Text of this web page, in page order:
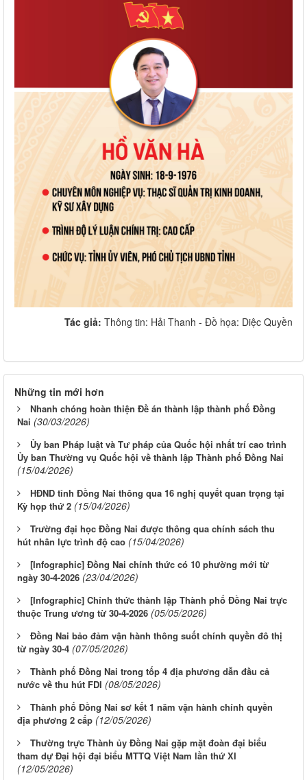
Tác giả: Thông tin: Hải Thanh - Đồ họa: Diệc Quyền
Những tin mới hơn
Nhanh chóng hoàn thiện Đề án thành lập thành phố Đồng
Nai (30/03/2026)
Ủy ban Pháp luật và Tư pháp của Quốc hội nhất trí cao trình
Ủy ban Thường vụ Quốc hội về thành lập Thành phố Đồng Nai
(15/04/2026)
HĐND tỉnh Đồng Nai thông qua 16 nghị quyết quan trọng tại
Kỳ họp thứ 2 (15/04/2026)
Trường đại học Đồng Nai được thông qua chính sách thu
hút nhân lực trình độ cao (15/04/2026)
[Infographic] Đồng Nai chính thức có 10 phường mới từ
ngày 30-4-2026 (23/04/2026)
[Infographic] Chính thức thành lập Thành phố Đồng Nai trực
thuộc Trung ương từ 30-4-2026 (05/05/2026)
Đồng Nai bảo đảm vận hành thông suốt chính quyền đô thị
từ ngày 30-4 (07/05/2026)
Thành phố Đồng Nai trong tốp 4 địa phương dẫn đầu cả
nước về thu hút FDI (08/05/2026)
Thành phố Đồng Nai sơ kết 1 năm vận hành chính quyền
địa phương 2 cấp (12/05/2026)
Thường trực Thành ủy Đồng Nai gặp mặt đoàn đại biểu
tham dự Đại hội đại biểu MTTQ Việt Nam lần thứ XI
(12/05/2026)